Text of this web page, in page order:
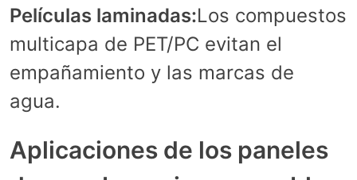
Películas laminadas:Los compuestos
multicapa de PET/PC evitan el
empañamiento y las marcas de
agua.
Aplicaciones de los paneles